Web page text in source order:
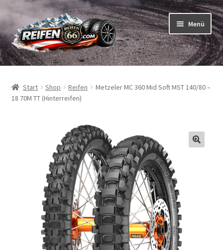
Zur
Navigation
springen
Zum
Inhalt
springen
Menü
Reifen
Schläuche
Reifentests
Start Shop Reifen
Metzeler MC 360 Mid Soft MST 140/80 –
18 70M TT (Hinterreifen)